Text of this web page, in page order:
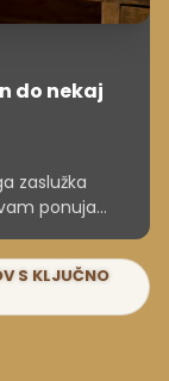
do nekaj
zaslužka
ponuja
S KLJUČNO